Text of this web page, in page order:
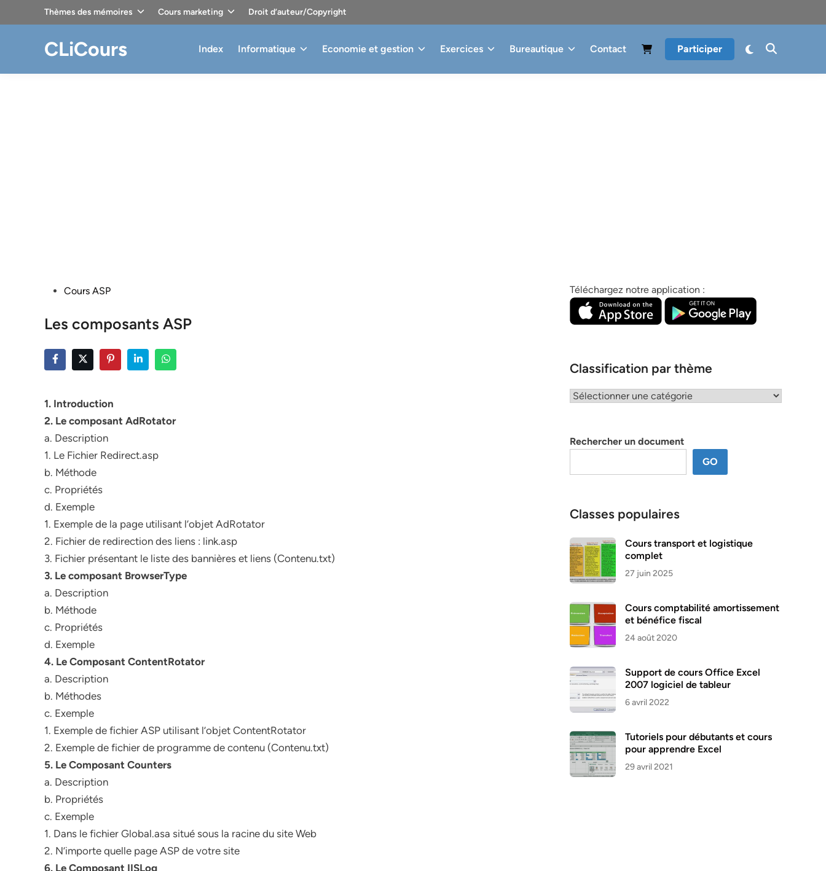
Thèmes des mémoires Cours marketing Droit d’auteur/Copyright
CLiCours Index Informatique Economie et gestion Exercices Bureautique Contact Participer
PostedCours ASP
Les composants ASP
1. Introduction
2. Le composant AdRotator
a. Description
1. Le Fichier Redirect.asp
b. Méthode
c. Propriétés
d. Exemple
1. Exemple de la page utilisant l’objet AdRotator
2. Fichier de redirection des liens : link.asp
3. Fichier présentant le liste des bannières et liens (Contenu.txt)
3. Le composant BrowserType
a. Description
b. Méthode
c. Propriétés
d. Exemple
4. Le Composant ContentRotator
a. Description
b. Méthodes
c. Exemple
1. Exemple de fichier ASP utilisant l’objet ContentRotator
2. Exemple de fichier de programme de contenu (Contenu.txt)
5. Le Composant Counters
a. Description
b. Propriétés
c. Exemple
1. Dans le fichier Global.asa situé sous la racine du site Web
2. N’importe quelle page ASP de votre site
6. Le Composant IISLog
Téléchargez notre application :
Classification par thème
Classification
Rechercher un document
GO
Classes populaires
Cours transport et logistique
complet
27 juin 2025
Cours comptabilité amortissement
et bénéfice fiscal
24 août 2020
Support de cours Office Excel
2007 logiciel de tableur
6 avril 2022
Tutoriels pour débutants et cours
pour apprendre Excel
29 avril 2021